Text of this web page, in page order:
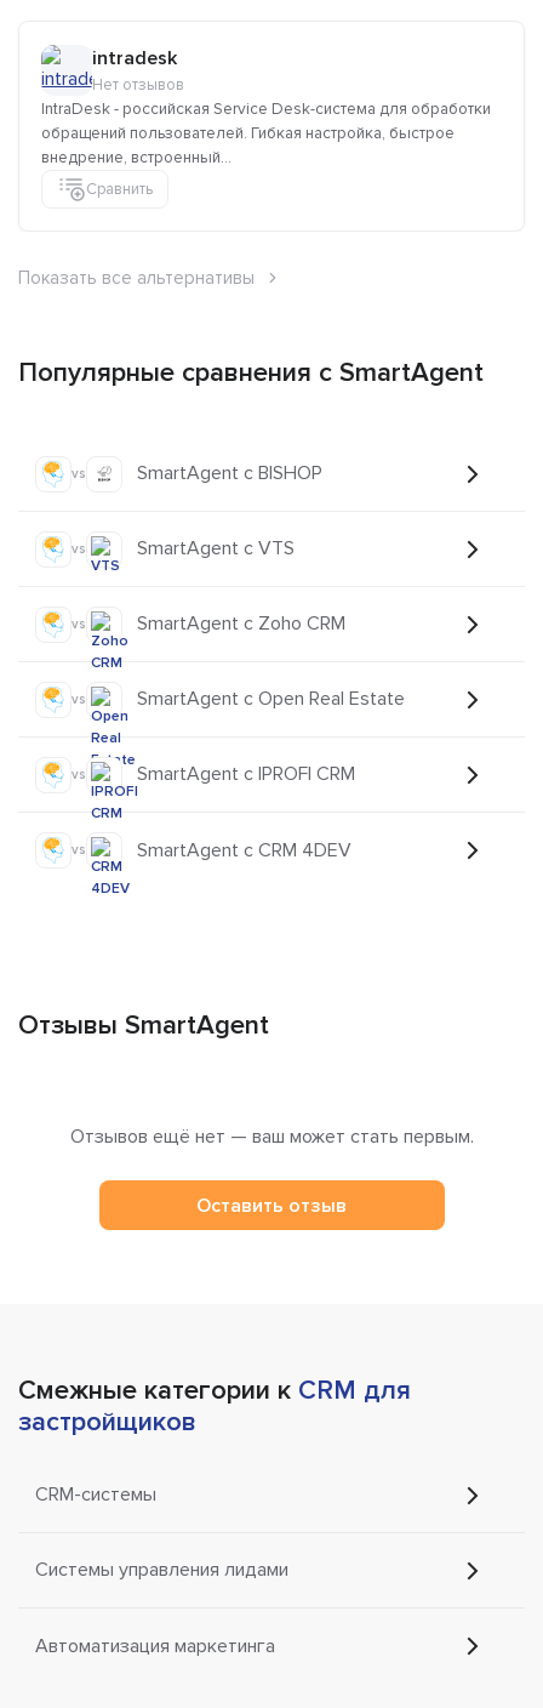
intradesk
Нет отзывов
IntraDesk - российская Service Desk-система для обработки
обращений пользователей. Гибкая настройка, быстрое
внедрение, встроенный...
Сравнить
Показать все альтернативы
Популярные сравнения с SmartAgent
vs SmartAgent с BISHOP
vs SmartAgent с VTS
vs SmartAgent с Zoho CRM
vs SmartAgent с Open Real Estate
vs SmartAgent с IPROFI CRM
vs SmartAgent с CRM 4DEV
Отзывы SmartAgent
Отзывов ещё нет — ваш может стать первым.
Оставить отзыв
Смежные категории к CRM для
застройщиков
CRM-системы
Системы управления лидами
Автоматизация маркетинга